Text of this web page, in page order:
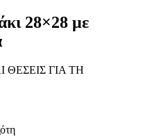
28×28 με
ΓΙΑ ΤΗ